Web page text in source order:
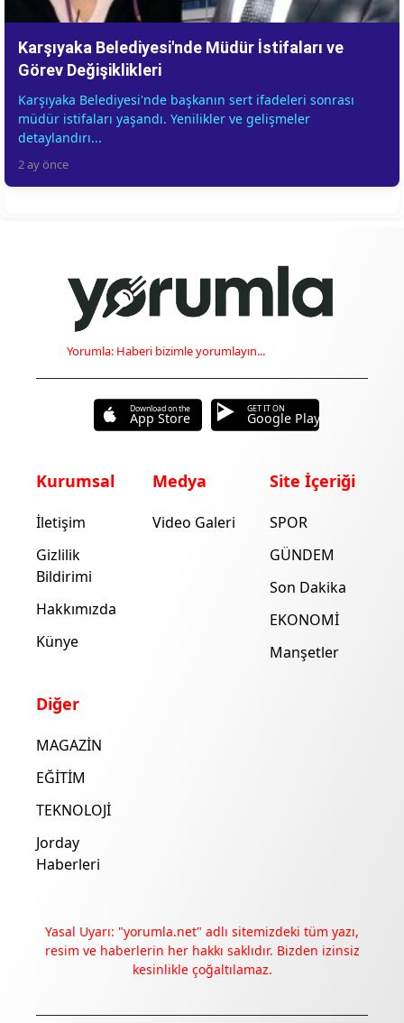
Deneyimini iyileştirmek ve içeriğimizi geliştirmek için çerezler
Karşıyaka Belediyesi'nde Müdür İstifaları ve
Görev Değişiklikleri
Karşıyaka Belediyesi'nde başkanın sert ifadeleri sonrası
müdür istifaları yaşandı. Yenilikler ve gelişmeler
detaylandırı...
2 ay önce
Yorumla: Haberi bizimle yorumlayın...
Download on the
App Store
GET IT ON
Google Play
Kurumsal
İletişim
Gizlilik
Bildirimi
Hakkımızda
Künye
Medya
Video Galeri
Site İçeriği
SPOR
GÜNDEM
Son Dakika
EKONOMİ
Manşetler
Diğer
MAGAZİN
EĞİTİM
TEKNOLOJİ
Jorday
Haberleri
Yasal Uyarı: "yorumla.net" adlı sitemizdeki tüm yazı,
resim ve haberlerin her hakkı saklıdır. Bizden izinsiz
kesinlikle çoğaltılamaz.